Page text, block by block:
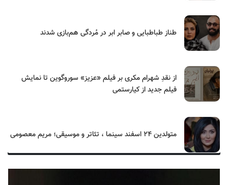
طناز طباطبایی و صابر ابر در مُردگی هم‌بازی شدند
از نقدِ شهرام مکری بر فیلم «عزیز» سوروگوین تا نمایش
فیلم جدید از کیارستمی
متولدین ۲۴ اسفند سینما ، تئاتر و موسیقی؛ مریم معصومی